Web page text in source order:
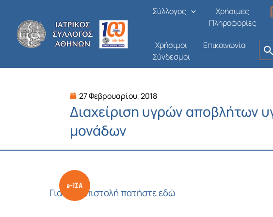
περιεχόμενο
Σύλλογος
Χρήσιμες
Πληροφορίες
Χρήσιμοι
Σύνδεσμοι
Επικοινωνία
27 Φεβρουαρίου, 2018
Διαχείριση υγρών αποβλήτων
μονάδων
Για την επιστολή πατήστε εδώ